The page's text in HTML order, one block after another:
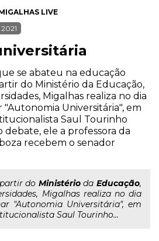
LIVE
se abateu na educação
do Ministério da Educação,
Migalhas realiza no dia
"Autonomia Universitária", em
Saul Tourinho
debate, ele a professora da
recebem o senador
do Ministérioda Educação,
Migalhas realiza no dia
"Autonomia Universitária", em
Saul Tourinho...